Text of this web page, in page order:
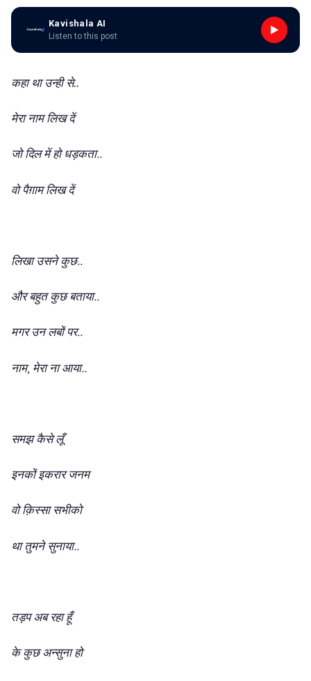
Kavishala AI
Listen to this post
कहा था उन्ही से..
मेरा नाम लिख दें
जो दिल मेंहोधड़कता..
वो पैग़ाम लिख दें
लिखा उसने कुछ..
और बहुत कुछ बताया..
मगर उन लबों पर..
नाम, मेरा ना आया..
समझ कैसे लूँ
इनकों इकरार जनम
वो क़िस्सा सभीको
था तुमने सुनाया..
तड़प अब रहा हूँ
के कुछ अन्सुना हो